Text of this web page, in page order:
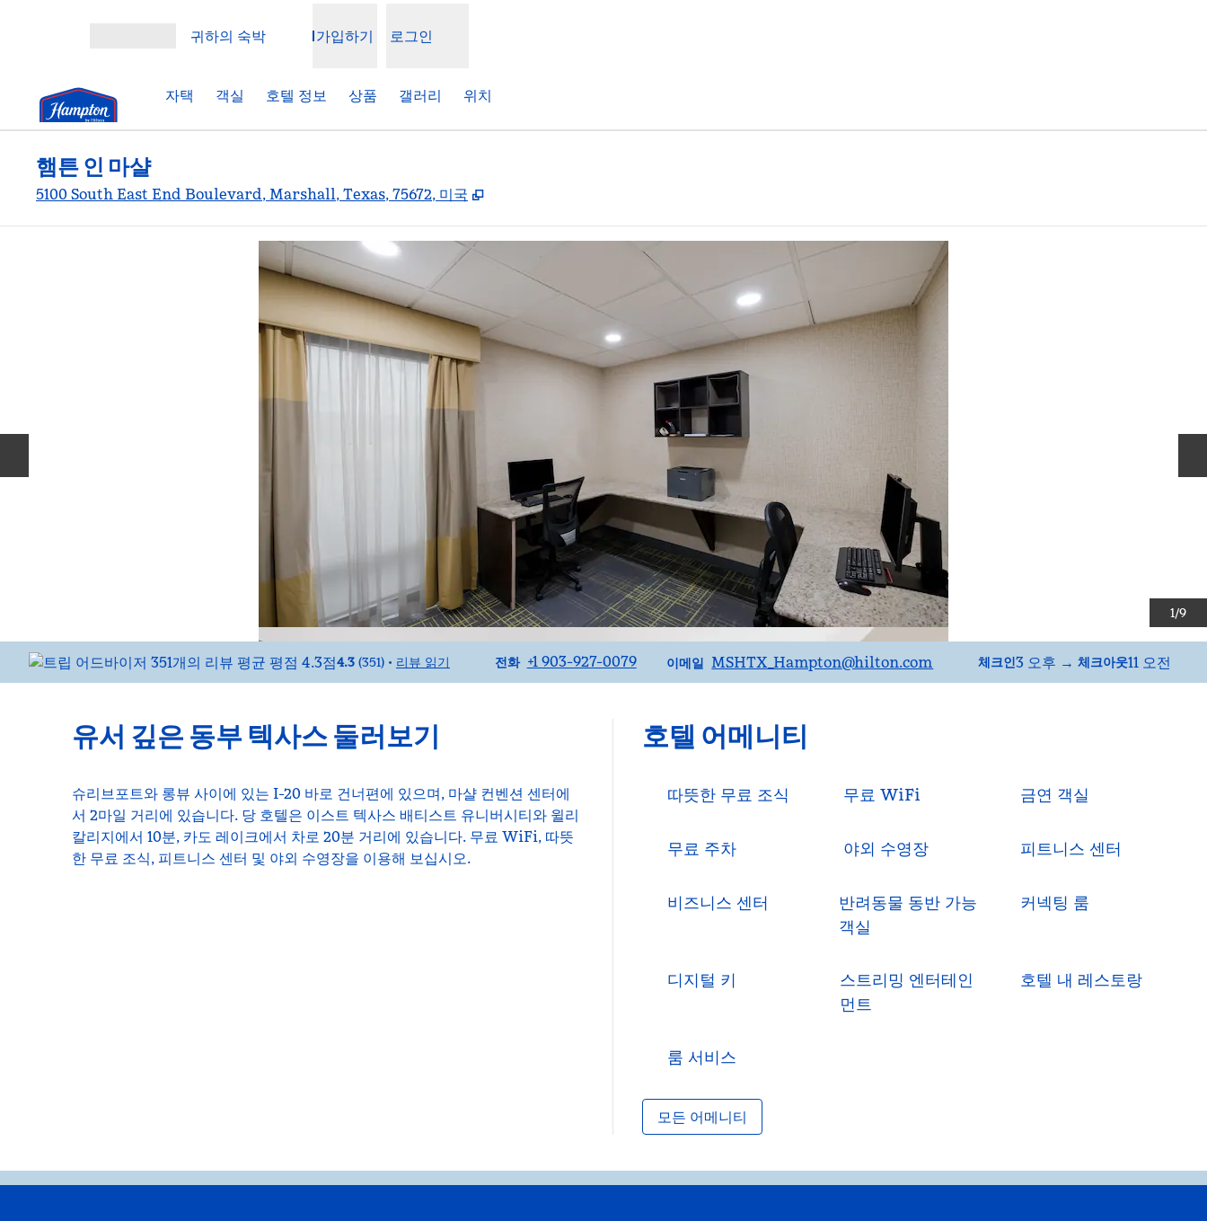
귀하의 숙박 가입하기 로그인
자택 객실 호텔 정보 상품 갤러리 위치
햄튼 인 마샬
5100 South East End Boulevard, Marshall, Texas, 75672, 미국 ,
1/9
4.3 (351) • 리뷰 읽기 전화
전화 +1 903-927-0079 이메일
이메일 MSHTX_Hampton@hilton.com 체크인3 오후 → 체크아웃11 오전
유서 깊은 동부 텍사스 둘러보기
슈리브포트와 롱뷰 사이에 있는 I-20 바로 건너편에 있으며, 마샬 컨벤션 센터에
서 2마일 거리에 있습니다. 당 호텔은 이스트 텍사스 배티스트 유니버시티와 윌리
칼리지에서 10분, 카도 레이크에서 차로 20분 거리에 있습니다. 무료 WiFi, 따뜻
한 무료 조식, 피트니스 센터 및 야외 수영장을 이용해 보십시오.
호텔 어메니티
따뜻한 무료 조식 무료 WiFi 금연 객실
무료 주차 야외 수영장 피트니스 센터
비즈니스 센터
반려동물 동반 가능
객실
커넥팅 룸
디지털 키
스트리밍 엔터테인
먼트
호텔 내 레스토랑
룸 서비스
모든 어메니티